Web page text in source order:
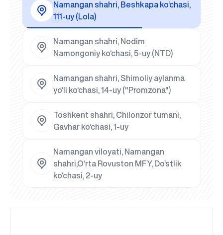
Namangan shahri, Beshkapa ko‘chasi,
111-uy (Lola)
Namangan shahri, Nodim
Namongoniy ko‘chasi, 5-uy (NTD)
Namangan shahri, Shimoliy aylanma
yo‘li ko‘chasi, 14-uy ("Promzona")
Toshkent shahri, Chilonzor tumani,
Gavhar ko‘chasi, 1-uy
Namangan viloyati, Namangan
shahri,O‘rta Rovuston MFY, Do‘stlik
ko‘chasi, 2-uy